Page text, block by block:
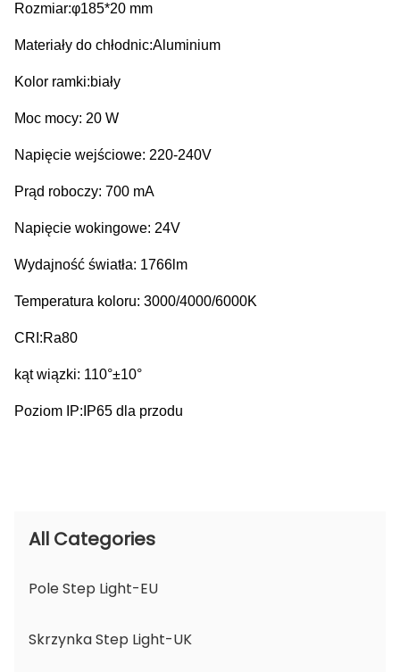
Rozmiar:φ185*20 mm
Materiały do chłodnic:Aluminium
Kolor ramki:biały
Moc mocy: 20 W
Napięcie wejściowe: 220-240V
Prąd roboczy: 700 mA
Napięcie wokingowe: 24V
Wydajność światła: 1766lm
Temperatura koloru: 3000/4000/6000K
CRI:Ra80
kąt wiązki: 110°±10°
Poziom IP:IP65 dla przodu
All Categories
Pole Step Light-EU
Skrzynka Step Light-UK